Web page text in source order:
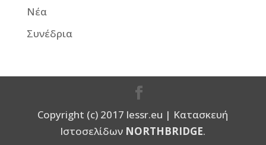
Νέα
Συνέδρια
Copyright (c) 2017 lessr.eu | Κατασκευή
Ιστοσελίδων NORTHBRIDGE.